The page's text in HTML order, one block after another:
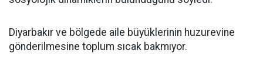
Diyarbakır ve bölgede aile büyüklerinin huzurevine
gönderilmesine toplum sıcak bakmıyor.